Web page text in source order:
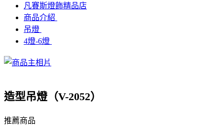
凡賽斯燈飾精品店
商品介紹
吊燈
4燈-6燈
造型吊燈（V-2052）
推薦商品